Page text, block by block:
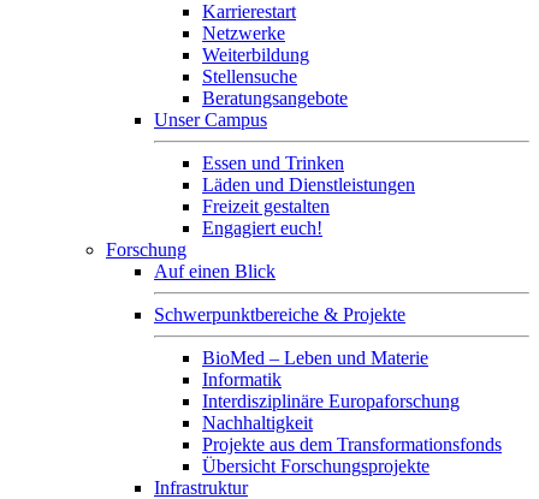
Karrierestart
Netzwerke
Weiterbildung
Stellensuche
Beratungsangebote
Unser Campus
Essen und Trinken
Läden und Dienstleistungen
Freizeit gestalten
Engagiert euch!
Forschung
Auf einen Blick
Schwerpunktbereiche & Projekte
BioMed – Leben und Materie
Informatik
Interdisziplinäre Europaforschung
Nachhaltigkeit
Projekte aus dem Transformationsfonds
Übersicht Forschungsprojekte
Infrastruktur